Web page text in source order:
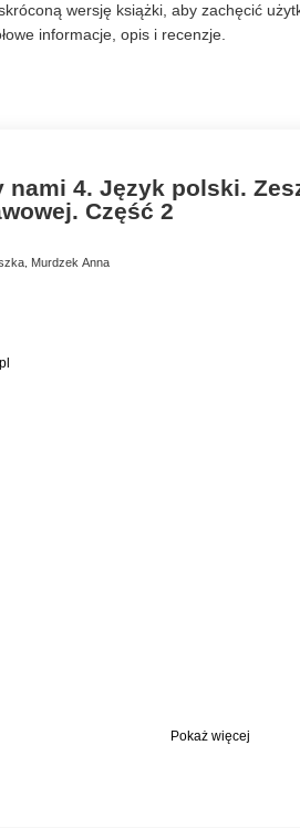
wersję książki, aby zachęcić
informacje, opis i recenzje.